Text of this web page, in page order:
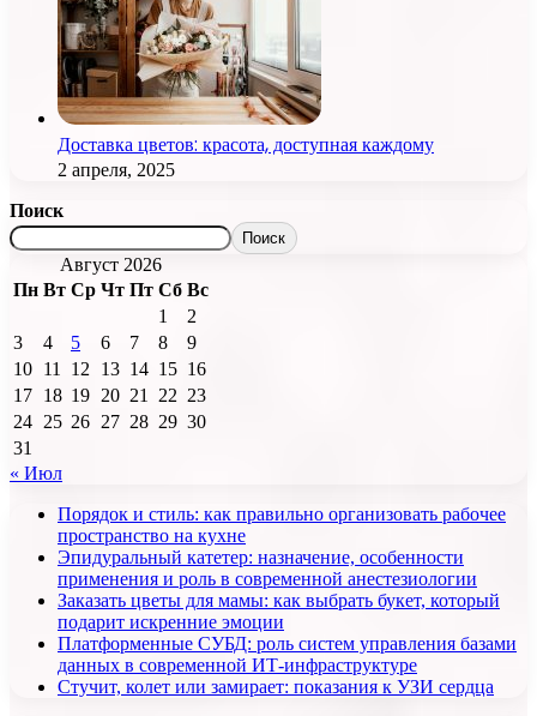
Доставка цветов: красота, доступная каждому
2 апреля, 2025
Поиск
Поиск
Август 2026
Пн Вт Ср Чт Пт Сб Вс
1
2
3
4 5 6 7 8
9
10 11 12 13 14 15 16
17 18 19 20 21 22 23
24 25 26 27 28 29 30
31
« Июл
Порядок и стиль: как правильно организовать рабочее
пространство на кухне
Эпидуральный катетер: назначение, особенности
применения и роль в современной анестезиологии
Заказать цветы для мамы: как выбрать букет, который
подарит искренние эмоции
Платформенные СУБД: роль систем управления базами
данных в современной ИТ-инфраструктуре
Стучит, колет или замирает: показания к УЗИ сердца